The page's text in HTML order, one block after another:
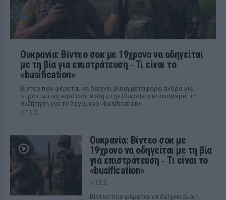
Ουκρανία: Βίντεο σοκ με 19χρονο να οδηγείται
με τη βία για επιστράτευση ‑ Τι είναι το
«busification»
Βίντεο που φέρεται να δείχνει βίαιη μεταφορά άνδρα για
στρατιωτική επιστράτευση στην Ουκρανία επαναφέρει τη
συζήτηση για το λεγόμενο «busification».
ΧΤΕΣ
Ουκρανία: Βίντεο σοκ με
19χρονο να οδηγείται με τη βία
για επιστράτευση ‑ Τι είναι το
«busification»
ΧΤΕΣ
Βίντεο που φέρεται να δείχνει βίαιη